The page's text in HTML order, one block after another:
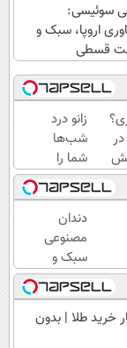
سوئیسی:
اروپا، سبک و
قسطی
زانو درد
شب‌ها
شما را
بیدار
نگه
می‌داره؟
بدون
جراحی
درمانش
کن!
دندان
مصنوعی
سبک و
مقاوم
می‌خوای؟
پرداخت
خرید طلا | بدون